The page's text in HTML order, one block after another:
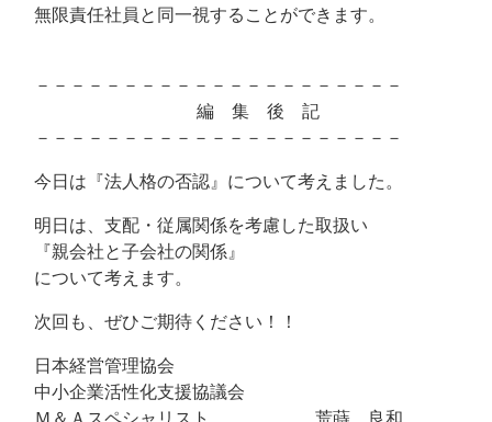
無限責任社員と同一視することができます。
－－－－－－－－－－－－－－－－－－－－－
編 集 後 記
－－－－－－－－－－－－－－－－－－－－－
今日は『法人格の否認』について考えました。
明日は、支配・従属関係を考慮した取扱い
『親会社と子会社の関係』
について考えます。
次回も、ぜひご期待ください！！
日本経営管理協会
中小企業活性化支援協議会
Ｍ＆Ａスペシャリスト 荒蒔 良和